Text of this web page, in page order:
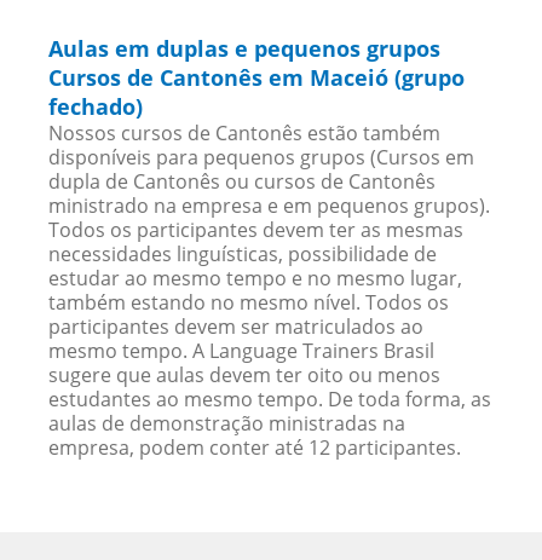
Aulas em duplas e pequenos grupos
Cursos de Cantonês em Maceió (grupo
fechado)
Nossos cursos de Cantonês estão também
disponíveis para pequenos grupos (Cursos em
dupla de Cantonês ou cursos de Cantonês
ministrado na empresa e em pequenos grupos).
Todos os participantes devem ter as mesmas
necessidades linguísticas, possibilidade de
estudar ao mesmo tempo e no mesmo lugar,
também estando no mesmo nível. Todos os
participantes devem ser matriculados ao
mesmo tempo. A Language Trainers Brasil
sugere que aulas devem ter oito ou menos
estudantes ao mesmo tempo. De toda forma, as
aulas de demonstração ministradas na
empresa, podem conter até 12 participantes.